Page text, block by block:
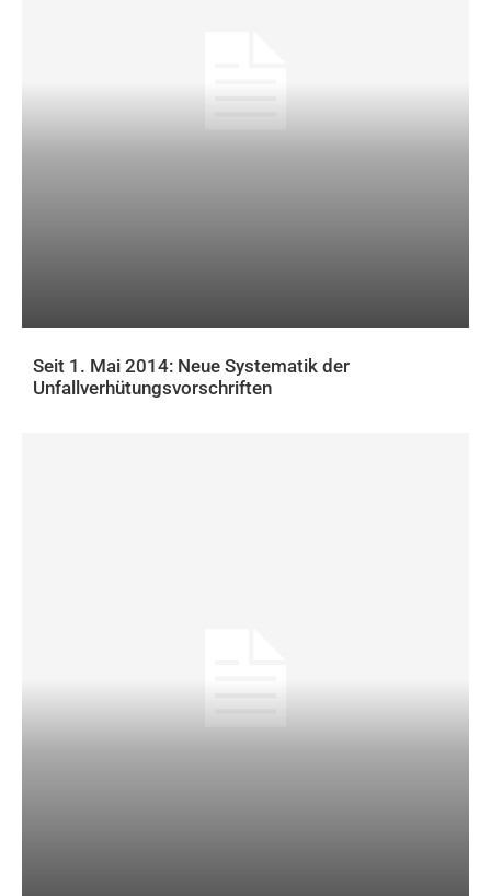
Seit 1. Mai 2014: Neue Systematik der
Unfallverhütungsvorschriften